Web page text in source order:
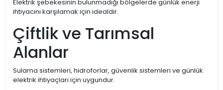
Elektrik şebekesinin bulunmadığı bölgelerde günlük enerji
ihtiyacını karşılamak için idealdir.
Çiftlik ve Tarımsal
Alanlar
Sulama sistemleri, hidroforlar, güvenlik sistemleri ve günlük
elektrik ihtiyaçları için uygundur.